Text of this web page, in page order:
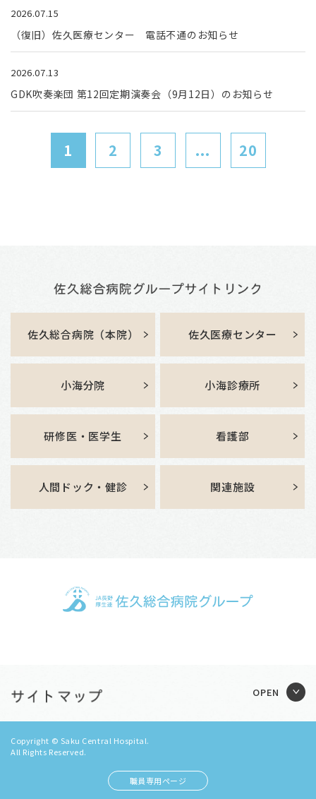
2026.07.15
（復旧）佐久医療センター 電話不通のお知らせ
2026.07.13
GDK吹奏楽団 第12回定期演奏会（9月12日）のお知らせ
1 2 3 ... 20
佐久総合病院（本院） 佐久医療センター
小海分院 小海診療所
研修医・医学生 看護部
人間ドック・健診 関連施設
Copyright © Saku Central Hospital.
All Rights Reserved.
職員専用ページ